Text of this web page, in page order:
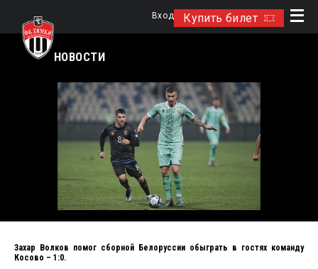
Купить билет
Вход
НОВОСТИ
Захар Волков помог сборной Белоруссии обыграть в гостях команду
Косово – 1:0.